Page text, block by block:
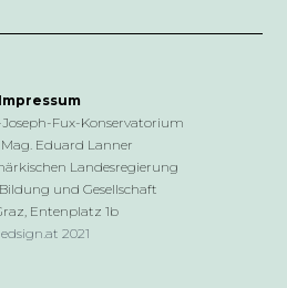
Impressum
Fux-Konservatorium
Eduard Lanner
Landesregierung
und Gesellschaft
Entenplatz 1b
2021